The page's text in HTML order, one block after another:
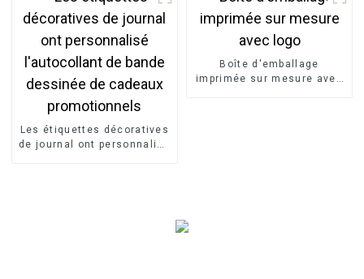
Les étiquettes décoratives
de journal ont personnalisé
Boîte d'emballage
imprimée sur mesure avec